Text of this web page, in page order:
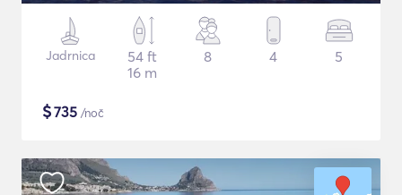
Jadrnica
54 ft
16 m
8 4 5
$735 /noč